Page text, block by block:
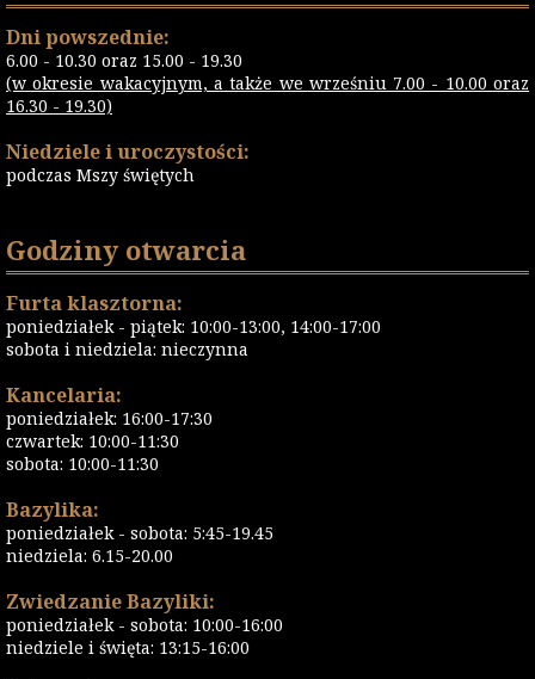
Dni powszednie:
6.00 - 10.30 oraz 15.00 - 19.30
(w okresie wakacyjnym, a także we wrześniu 7.00 - 10.00 oraz
16.30 - 19.30)
Niedziele i uroczystości:
podczas Mszy świętych
Godziny otwarcia
Furta klasztorna:
poniedziałek - piątek: 10:00-13:00, 14:00-17:00
sobota i niedziela: nieczynna
Kancelaria:
poniedziałek: 16:00-17:30
czwartek: 10:00-11:30
sobota: 10:00-11:30
Bazylika:
poniedziałek - sobota: 5:45-19.45
niedziela: 6.15-20.00
Zwiedzanie Bazyliki:
poniedziałek - sobota: 10:00-16:00
niedziele i święta: 13:15-16:00